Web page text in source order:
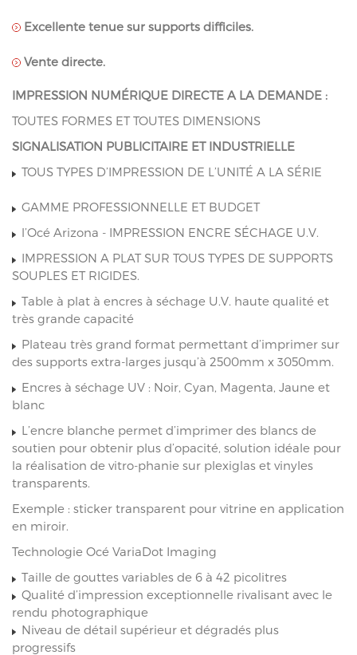
Excellente tenue sur supports difficiles.
Vente directe.
IMPRESSION NUMÉRIQUE DIRECTE A LA DEMANDE :
TOUTES FORMES ET TOUTES DIMENSIONS
SIGNALISATION PUBLICITAIRE ET INDUSTRIELLE
TOUS TYPES D’IMPRESSION DE L’UNITÉ A LA SÉRIE
GAMME PROFESSIONNELLE ET BUDGET
l’Océ Arizona - IMPRESSION ENCRE SÉCHAGE U.V.
IMPRESSION A PLAT SUR TOUS TYPES DE SUPPORTS
SOUPLES ET RIGIDES.
Table à plat à encres à séchage U.V. haute qualité et
très grande capacité
Plateau très grand format permettant d’imprimer sur
des supports extra-larges jusqu’à 2500mm x 3050mm.
Encres à séchage UV : Noir, Cyan, Magenta, Jaune et
blanc
L’encre blanche permet d’imprimer des blancs de
soutien pour obtenir plus d’opacité, solution idéale pour
la réalisation de vitro-phanie sur plexiglas et vinyles
transparents.
Exemple : sticker transparent pour vitrine en application
en miroir.
Technologie Océ VariaDot Imaging
Taille de gouttes variables de 6 à 42 picolitres
Qualité d’impression exceptionnelle rivalisant avec le
rendu photographique
Niveau de détail supérieur et dégradés plus
progressifs